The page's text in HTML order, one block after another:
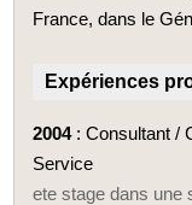
France, dans le
Expériences
2004: Consultant /
Service
ete stage dans une